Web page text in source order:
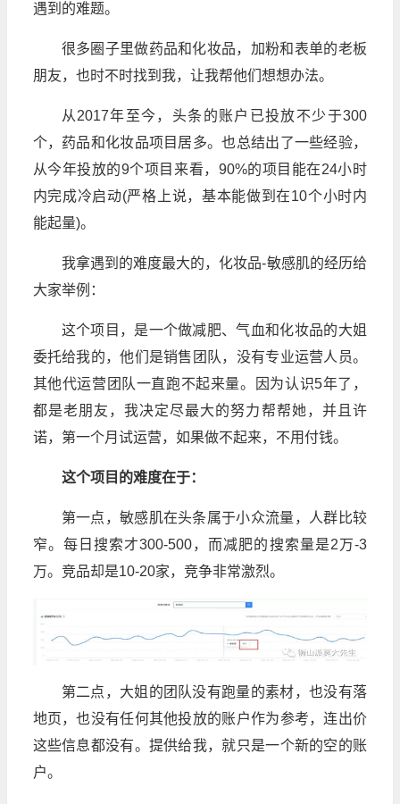
遇到的难题。
很多圈子里做药品和化妆品，加粉和表单的老板
朋友，也时不时找到我，让我帮他们想想办法。
从2017年至今，头条的账户已投放不少于300
个，药品和化妆品项目居多。也总结出了一些经验，
从今年投放的9个项目来看，90%的项目能在24小时
内完成冷启动(严格上说，基本能做到在10个小时内
能起量)。
我拿遇到的难度最大的，化妆品-敏感肌的经历给
大家举例：
这个项目，是一个做减肥、气血和化妆品的大姐
委托给我的，他们是销售团队，没有专业运营人员。
其他代运营团队一直跑不起来量。因为认识5年了，
都是老朋友，我决定尽最大的努力帮帮她，并且许
诺，第一个月试运营，如果做不起来，不用付钱。
这个项目的难度在于：
第一点，敏感肌在头条属于小众流量，人群比较
窄。每日搜索才300-500，而减肥的搜索量是2万-3
万。竞品却是10-20家，竞争非常激烈。
第二点，大姐的团队没有跑量的素材，也没有落
地页，也没有任何其他投放的账户作为参考，连出价
这些信息都没有。提供给我，就只是一个新的空的账
户。